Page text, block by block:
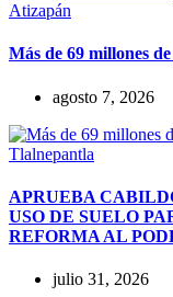
Atizapán
Más de 69 millones
agosto 7, 2026
Tlalnepantla
APRUEBA
USO DE SUELO
REFORMA AL
julio 31, 2026